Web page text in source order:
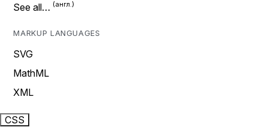
See all…
MARKUP LANGUAGES
SVG
MathML
XML
CSS